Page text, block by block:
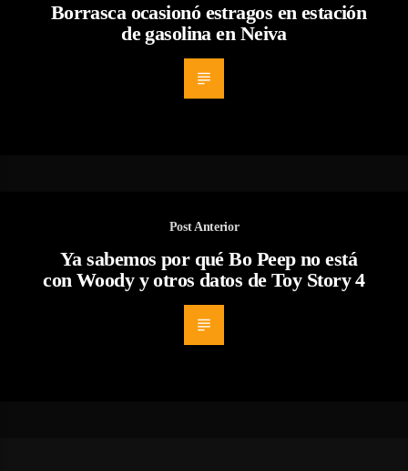
Borrasca ocasionó estragos en estación
de gasolina en Neiva
Post Anterior
Ya sabemos por qué Bo Peep no está
con Woody y otros datos de Toy Story 4